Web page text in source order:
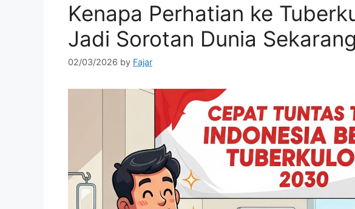
Kenapa Perhatian ke
Jadi Sorotan Dunia Sekarang
02/03/2026 by Fajar